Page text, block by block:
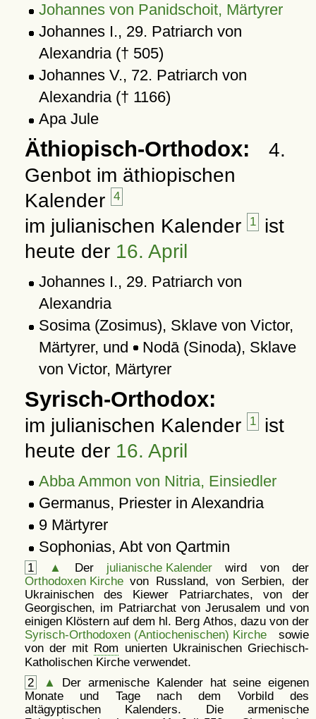
Johannes von Panidschoit, Märtyrer
Johannes I., 29. Patriarch von
Alexandria († 505)
Johannes V., 72. Patriarch von
Alexandria († 1166)
Apa Jule
Äthiopisch-Orthodox: 4.
Genbot im äthiopischen
Kalender
4
im julianischen Kalender 1 ist
heute der 16. April
Johannes I., 29. Patriarch von
Alexandria
Sosima (Zosimus), Sklave von Victor,
Märtyrer, und Nodā (Sinoda), Sklave
von Victor, Märtyrer
Syrisch-Orthodox:
im julianischen Kalender 1 ist
heute der 16. April
Abba Ammon von Nitria, Einsiedler
Germanus, Priester in Alexandria
9 Märtyrer
Sophonias, Abt von Qartmin
1 ▲ Der julianische Kalenderwird von der
Orthodoxen Kirchevon Russland, von Serbien, der
Ukrainischen des Kiewer Patriarchates, von der
Georgischen, im Patriarchat von Jerusalem und von
einigen Klöstern auf dem hl. Berg Athos, dazu von der
Syrisch-Orthodoxen (Antiochenischen) Kirchesowie
von der mit Rom unierten Ukrainischen Griechisch-
Katholischen Kirche verwendet.
2
▲
Der armenische Kalender hat seine eigenen
Monate und Tage nach dem Vorbild des
altägyptischen Kalenders. Die armenische